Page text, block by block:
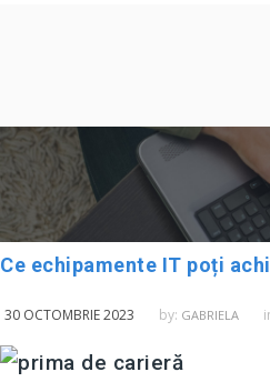
Ce echipamente IT poți
30 OCTOMBRIE 2023 by: GABRIELA